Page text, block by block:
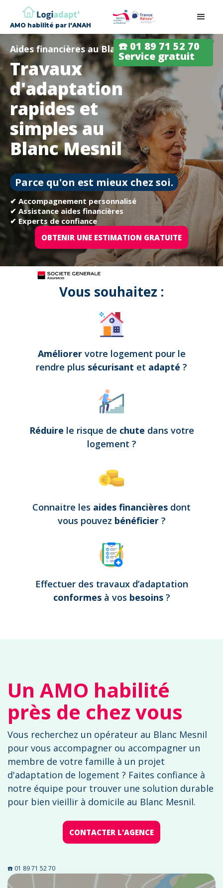
AMO habilité par l'ANAH
☎️ 01 89 71 52 70
Service gratuit
Aides financières au Blanc Mesnil
Travaux
d'adaptation
rapides et
simples au
Blanc Mesnil
Parce qu'on est mieux chez soi.
✔ Accompagnement personnalisé
✔ Assistance aides financières
✔ Experts de confiance
OBTENIR UNE ESTIMATION GRATUITE
Tous nos projets sont assurés par
Vous souhaitez :
Améliorer votre logement pour le
rendre plus sécurisant et adapté ?
Réduire le risque de chute dans votre
logement ?
Connaitre les aides financières dont
vous pouvez bénéficier ?
Effectuer des travaux d’adaptation
conformes à vos besoins ?
Un AMO habilité
près de chez vous
Vous recherchez un opérateur au Blanc Mesnil
pour vous accompagner ou accompagner un
membre de votre famille à un projet
d'adaptation de logement ? Faites confiance à
notre équipe pour trouver une solution durable
pour bien vieillir à domicile au Blanc Mesnil.
CONTACTER L'AGENCE
☎️ 01 89 71 52 70